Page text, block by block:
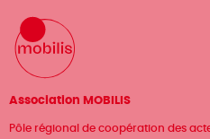
Association MOBILIS
Pôle régional de coopération des